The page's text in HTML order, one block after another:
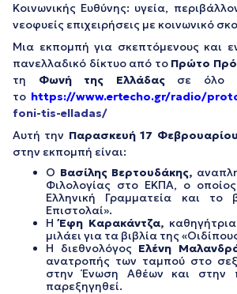
Κοινωνικής Ευθύνης: υγεία,
νεοφυείς επιχειρήσεις με κοινωνικό
Μια εκπομπή για σκεπτόμενους και
πανελλαδικό δίκτυο από το Πρώτο
τη Φωνή της Ελλάδαςσε όλο
το https://www.ertecho.gr/radio/
foni-tis-elladas/
Αυτή την Παρασκευή 17
στην εκπομπή είναι:
Ο Βασίλης Βερτουδάκης,
Φιλολογίας στο ΕΚΠΑ, ο
Ελληνική Γραμματεία και το
Επιστολαί».
ΗΈφη Καρακάντζα,
μιλάει για τα βιβλία της
Η διεθνολόγος Ελένη
ανατροπής των ταμπού στο
στην Ένωση Αθέων και στην
παρεξηγηθεί.